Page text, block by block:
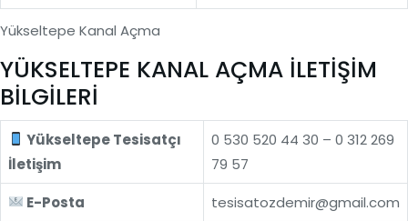
Yükseltepe Kanal Açma
YÜKSELTEPE KANAL AÇMA İLETİŞİM
BİLGİLERİ
Yükseltepe Tesisatçı
İletişim
0 530 520 44 30 – 0 312 269
79 57
E-Posta
tesisatozdemir@gmail.com